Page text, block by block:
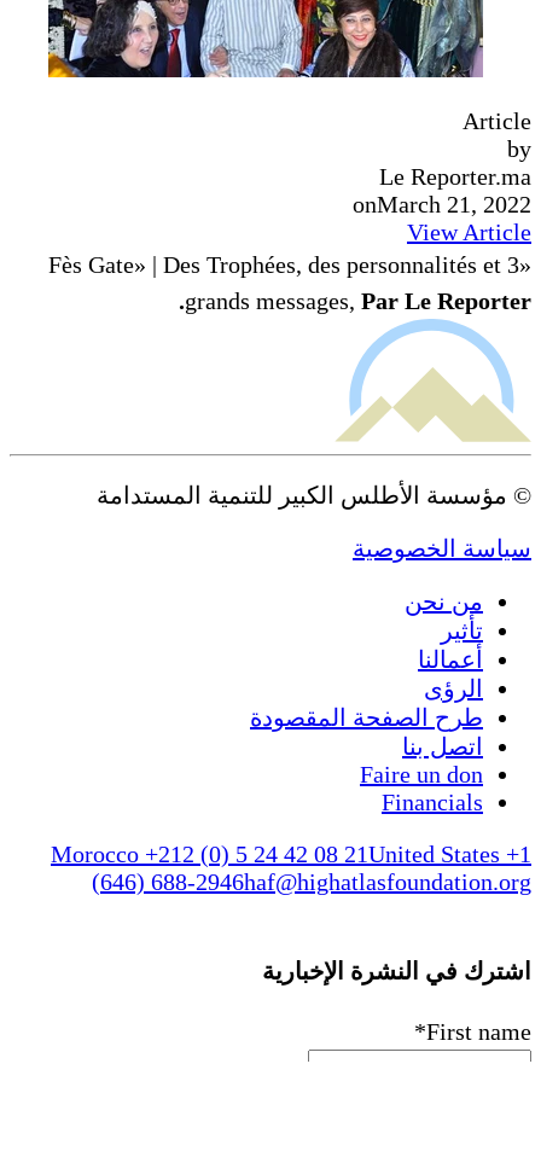
Article
by
Le Reporter.ma
onMarch 21, 2022
View Article
«Fès Gate» | Des Trophées, des personnalités et 3
grands messages, Par Le Reporter.
© مؤسسة الأطلس الكبير للتنمية المستدامة
سياسة الخصوصية
من نحن
تأثير
أعمالنا
الرؤى
طرح الصفحة المقصودة
اتصل بنا
Faire un don
Financials
Morocco +212 (0) 5 24 42 08 21United States +1
(646) 688-2946haf@highatlasfoundation.org
اشترك في النشرة الإخبارية
First name
*